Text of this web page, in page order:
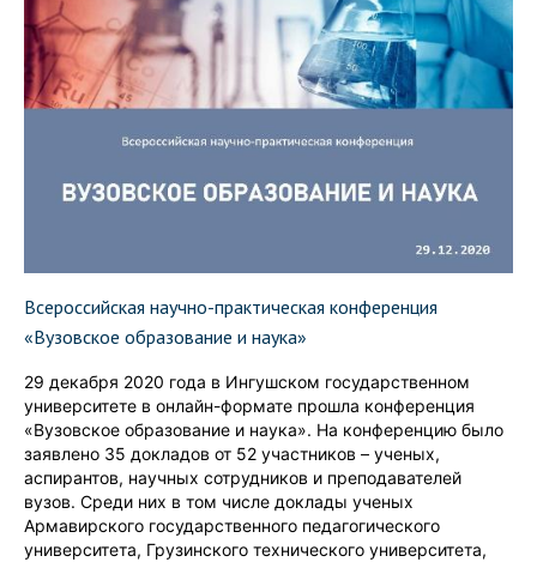
Всероссийская научно-практическая конференция
«Вузовское образование и наука»
29 декабря 2020 года в Ингушском государственном
университете в онлайн-формате прошла конференция
«Вузовское образование и наука». На конференцию было
заявлено 35 докладов от 52 участников – ученых,
аспирантов, научных сотрудников и преподавателей
вузов. Среди них в том числе доклады ученых
Армавирского государственного педагогического
университета, Грузинского технического университета,